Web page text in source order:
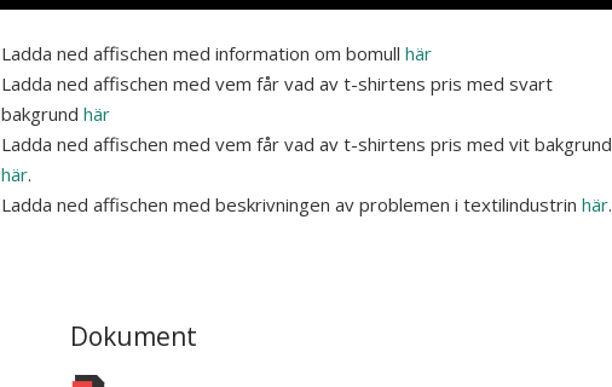
Ladda ned affischen med information om bomull här
Ladda ned affischen med vem får vad av t-shirtens pris med svart
bakgrund här
Ladda ned affischen med vem får vad av t-shirtens pris med vit bakgrund
här.
Ladda ned affischen med beskrivningen av problemen i textilindustrin här.
Dokument